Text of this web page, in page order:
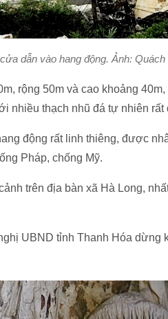
dẫn vào hang động. Ảnh: Quách
rộng 50m và cao khoảng
nhiều thạch nhũ đá tự nhiên rất
động rất linh thiêng, được
Pháp, chống Mỹ.
trên địa bàn xã Hà Long,
UBND tỉnh Thanh Hóa dừng